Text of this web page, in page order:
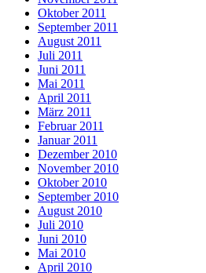
Oktober 2011
September 2011
August 2011
Juli 2011
Juni 2011
Mai 2011
April 2011
März 2011
Februar 2011
Januar 2011
Dezember 2010
November 2010
Oktober 2010
September 2010
August 2010
Juli 2010
Juni 2010
Mai 2010
April 2010